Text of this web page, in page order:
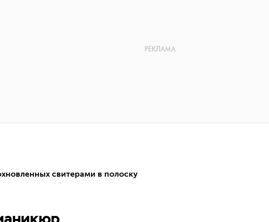
свитерами в полоску